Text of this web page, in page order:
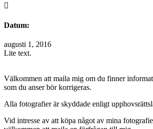

Datum:
augusti 1, 2016
Lite text.
Välkommen att maila mig om du finner
som du anser bör korrigeras.
Alla fotografier är skyddade enligt
Vid intresse av att köpa något av mina